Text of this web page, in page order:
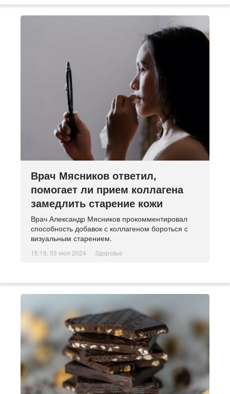
Врач Мясников ответил,
помогает ли прием коллагена
замедлить старение кожи
Врач Александр Мясников прокомментировал
способность добавок с коллагеном бороться с
визуальным старением.
15:19, 03 июл 2024 Здоровье